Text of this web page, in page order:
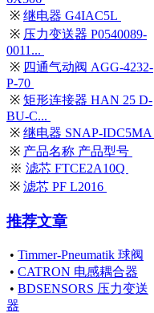
※ 继电器 G4IAC5L
※ 压力变送器 P0540089-
0011...
※ 四通气动阀 AGG-4232-
P-70
※ 矩形连接器 HAN 25 D-
BU-C...
※ 继电器 SNAP-IDC5MA
※ 产品名称 产品型号
※ 滤芯 FTCE2A10Q
※ 滤芯 PF L2016
推荐文章
• Timmer-Pneumatik 球阀
• CATRON 电感耦合器
• BDSENSORS 压力变送
器